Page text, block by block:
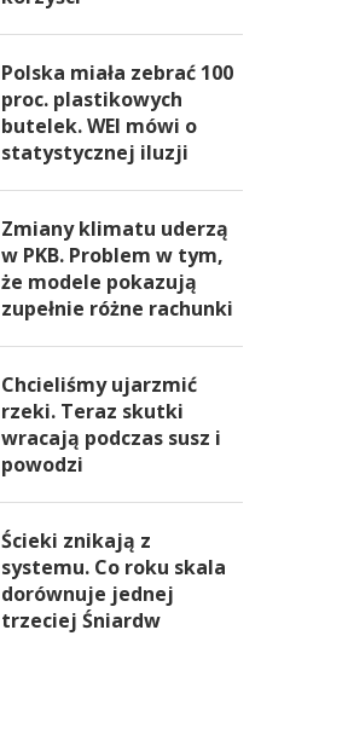
Polska miała zebrać 100
proc. plastikowych
butelek. WEI mówi o
statystycznej iluzji
Zmiany klimatu uderzą
w PKB. Problem w tym,
że modele pokazują
zupełnie różne rachunki
Chcieliśmy ujarzmić
rzeki. Teraz skutki
wracają podczas susz i
powodzi
Ścieki znikają z
systemu. Co roku skala
dorównuje jednej
trzeciej Śniardw